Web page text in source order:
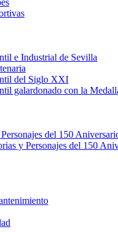
e Industrial de Sevilla
del Siglo XXI
galardonado con la
del 150
y Personajes del 150